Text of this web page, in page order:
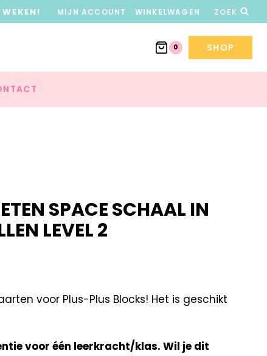
MIJN ACCOUNT WINKELWAGEN ZOEK
0 SHOP
SPACE SCHAAL IN
LEVEL 2
voor Plus-Plus Blocks! Het is geschikt
voor één leerkracht/klas. Wil je dit